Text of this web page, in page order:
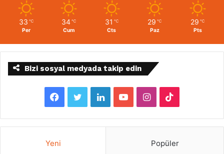
33 ℃
Per
34 ℃
Cum
31 ℃
Cts
29 ℃
Paz
29 ℃
Pts
Bizi sosyal medyada takip edin
a
w
L
i
o
I
n
i
Yeni Popüler